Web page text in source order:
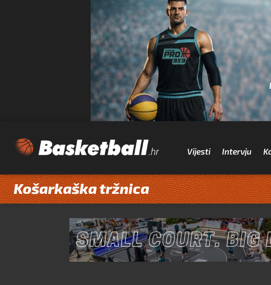
Vijesti Intervju
Košarkaška tržnica